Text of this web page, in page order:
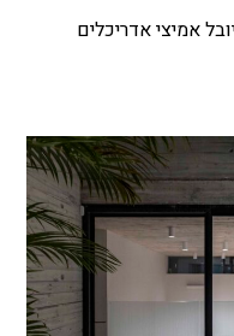
אמיצי אדריכלים